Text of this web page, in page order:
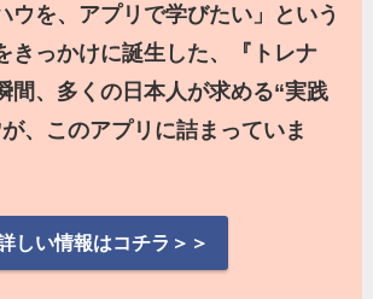
ウを、アプリで学びたい」という
きっかけに誕生した、『トレナ
間、多くの日本人が求める“実践
、このアプリに詰まっていま
しい情報はコチラ＞＞